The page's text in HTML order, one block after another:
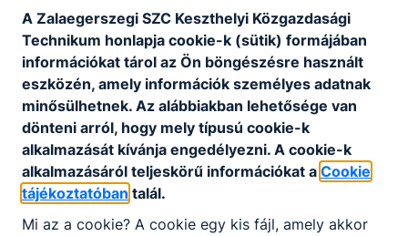
A ZSZC Keszthelyi Közgazdasági Technikum
Képzési Programja
A Zalaegerszegi SZC Keszthelyi Közgazdasági
Technikum honlapja cookie-k (sütik) formájában
információkat tárol az Ön böngészésre használt
eszközén, amely információk személyes adatnak
minősülhetnek. Az alábbiakban lehetősége van
dönteni arról, hogy mely típusú cookie-k
alkalmazását kívánja engedélyezni. A cookie-k
alkalmazásáról teljeskörű információkat a Cookie
tájékoztatóban talál.
Mi az a cookie? A cookie egy kis fájl, amely akkor